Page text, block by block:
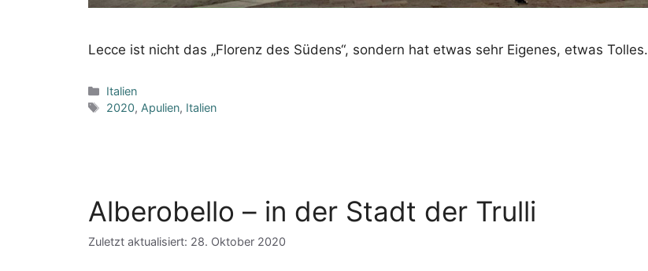
Lecce ist nicht das „Florenz des Südens“, sondern hat etwas sehr Eigenes, etwas Tolles.
Kategorien
Italien
Schlagwörter
2020, Apulien, Italien
Alberobello – in der Stadt der Trulli
Zuletzt aktualisiert: 28. Oktober 2020